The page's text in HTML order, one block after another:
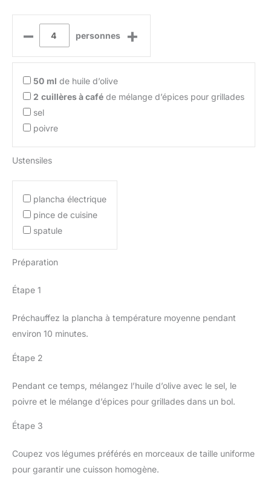
– personnes +
50 ml de huile d’olive
2 cuillères à café de mélange d’épices pour grillades
sel
poivre
Ustensiles
plancha électrique
pince de cuisine
spatule
Préparation
Étape 1
Préchauffez la plancha à température moyenne pendant
environ 10 minutes.
Étape 2
Pendant ce temps, mélangez l’huile d’olive avec le sel, le
poivre et le mélange d’épices pour grillades dans un bol.
Étape 3
Coupez vos légumes préférés en morceaux de taille uniforme
pour garantir une cuisson homogène.